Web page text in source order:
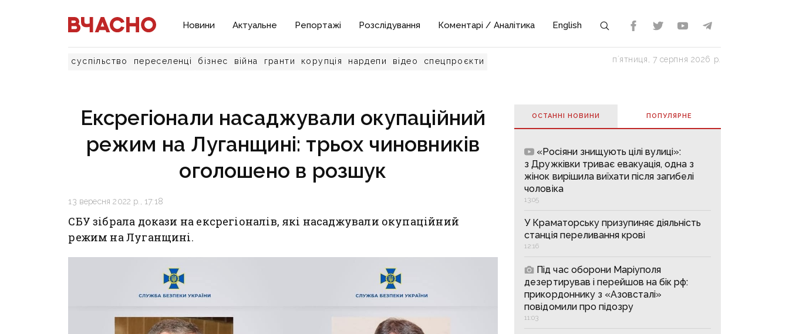
Новини Актуальне Репортажі Розслідування Коментарі / Аналітика English
суспільство переселенці бізнес війна гранти корупція нардепи відео спецпроєкти пʼятниця, 7 серпня 2026 р.
Ексрегіонали насаджували окупаційний
режим на Луганщині: трьох чиновників
оголошено в розшук
13 вересня 2022 р., 17:18
СБУ зібрала докази на ексрегіоналів, які насаджували окупаційний
режим на Луганщині.
ОСТАННІ НОВИНИ ПОПУЛЯРНE
«Росіяни знищують цілі вулиці»:
з Дружківки триває евакуація, одна з
жінок вирішила виїхати після загибелі
чоловіка
13:05
У Краматорську призупиняє діяльність
станція переливання крові
12:16
Під час оборони Маріуполя
дезертирував і перейшов на бік рф:
прикордоннику з «Азовсталі»
повідомили про підозру
11:03